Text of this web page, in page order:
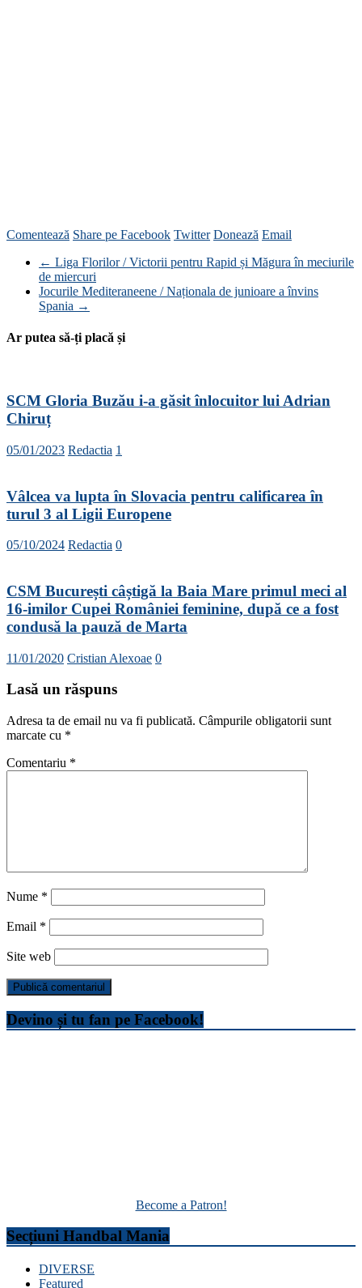
Comentează Share pe Facebook Twitter Donează Email
← Liga Florilor / Victorii pentru Rapid și Măgura în meciurile
de miercuri
Jocurile Mediteraneene / Naționala de junioare a învins
Spania →
Ar putea să-ți placă și
SCM Gloria Buzău i-a găsit înlocuitor lui Adrian
Chiruț
05/01/2023 Redactia 1
Vâlcea va lupta în Slovacia pentru calificarea în
turul 3 al Ligii Europene
05/10/2024 Redactia 0
CSM București câștigă la Baia Mare primul meci al
16-imilor Cupei României feminine, după ce a fost
condusă la pauză de Marta
11/01/2020 Cristian Alexoae 0
Lasă un răspuns
Adresa ta de email nu va fi publicată. Câmpurile obligatorii sunt
marcate cu *
Comentariu *
Nume *
Email *
Site web
Devino și tu fan pe Facebook!
Become a Patron!
Secțiuni Handbal Mania
DIVERSE
Featured